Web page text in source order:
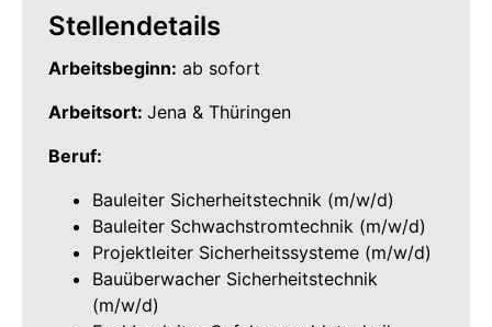
Stellendetails
Arbeitsbeginn: ab sofort
Arbeitsort: Jena & Thüringen
Beruf:
Bauleiter Sicherheitstechnik (m/w/d)
Bauleiter Schwachstromtechnik (m/w/d)
Projektleiter Sicherheitssysteme (m/w/d)
Bauüberwacher Sicherheitstechnik
(m/w/d)